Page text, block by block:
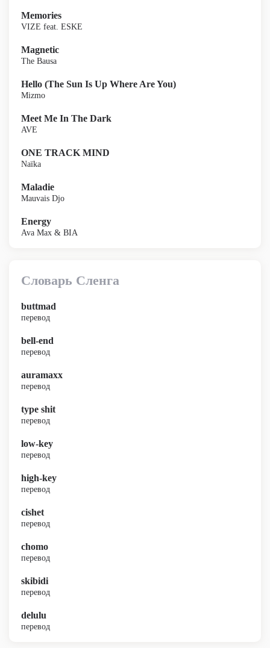
Memories
VIZE feat. ESKE
Magnetic
The Bausa
Hello (The Sun Is Up Where Are You)
Mizmo
Meet Me In The Dark
AVE
ONE TRACK MIND
Naïka
Maladie
Mauvais Djo
Energy
Ava Max & BIA
Словарь Сленга
buttmad
перевод
bell-end
перевод
auramaxx
перевод
type shit
перевод
low-key
перевод
high-key
перевод
cishet
перевод
chomo
перевод
skibidi
перевод
delulu
перевод